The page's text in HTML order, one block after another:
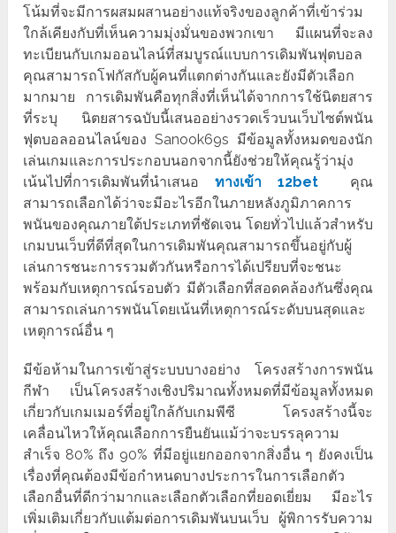
โน้มที่จะมีการผสมผสานอย่างแท้จริงของลูกค้าที่เข้าร่วม
ใกล้เคียงกับที่เห็นความมุ่งมั่นของพวกเขา มีแผนที่จะลง
ทะเบียนกับเกมออนไลน์ที่สมบูรณ์แบบการเดิมพันฟุตบอล
คุณสามารถโฟกัสกับผู้คนที่แตกต่างกันและยังมีตัวเลือก
มากมาย การเดิมพันคือทุกสิ่งที่เห็นได้จากการใช้นิตยสาร
ที่ระบุ นิตยสารฉบับนี้เสนออย่างรวดเร็วบนเว็บไซต์พนัน
ฟุตบอลออนไลน์ของ Sanook69s มีข้อมูลทั้งหมดของนัก
เล่นเกมและการประกอบนอกจากนี้ยังช่วยให้คุณรู้ว่ามุ่ง
เน้นไปที่การเดิมพันที่นำเสนอทางเข้า 12bet คุณ
สามารถเลือกได้ว่าจะมีอะไรอีกในภายหลังภูมิภาคการ
พนันของคุณภายใต้ประเภทที่ชัดเจน โดยทั่วไปแล้วสำหรับ
เกมบนเว็บที่ดีที่สุดในการเดิมพันคุณสามารถขึ้นอยู่กับผู้
เล่นการชนะการรวมตัวกันหรือการได้เปรียบที่จะชนะ
พร้อมกับเหตุการณ์รอบตัว มีตัวเลือกที่สอดคล้องกันซึ่งคุณ
สามารถเล่นการพนันโดยเน้นที่เหตุการณ์ระดับบนสุดและ
เหตุการณ์อื่น ๆ
มีข้อห้ามในการเข้าสู่ระบบบางอย่าง โครงสร้างการพนัน
กีฬา เป็นโครงสร้างเชิงปริมาณทั้งหมดที่มีข้อมูลทั้งหมด
เกี่ยวกับเกมเมอร์ที่อยู่ใกล้กับเกมพีซี โครงสร้างนี้จะ
เคลื่อนไหวให้คุณเลือกการยืนยันแม้ว่าจะบรรลุความ
สำเร็จ 80% ถึง 90% ที่มีอยู่แยกออกจากสิ่งอื่น ๆ ยังคงเป็น
เรื่องที่คุณต้องมีข้อกำหนดบางประการในการเลือกตัว
เลือกอื่นที่ดีกว่ามากและเลือกตัวเลือกที่ยอดเยี่ยม มีอะไร
เพิ่มเติมเกี่ยวกับแต้มต่อการเดิมพันบนเว็บ ผู้พิการรับความ